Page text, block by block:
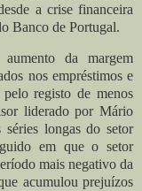
a crise financeira
Banco de Portugal.
da margem
nos empréstimos e
registo de menos
liderado por Mário
séries longas do setor
em que o setor
mais negativo da
acumulou prejuízos